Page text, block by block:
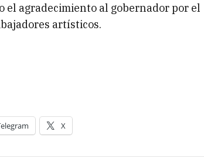
el agradecimiento al gobernador por el
artísticos.
X